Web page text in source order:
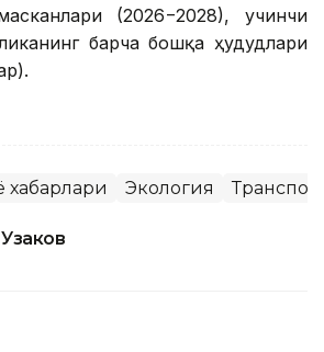
(2026−2028), учинчи
барча бошқа ҳудудлари
Экология